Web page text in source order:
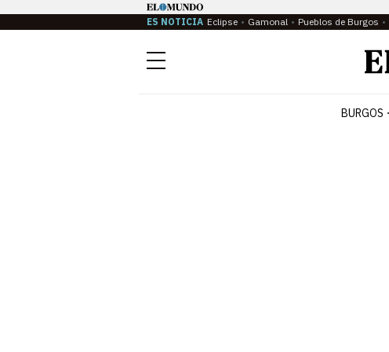
ES NOTICIA Eclipse Gamonal Pueblos de Burgos
Menú
BURGOS